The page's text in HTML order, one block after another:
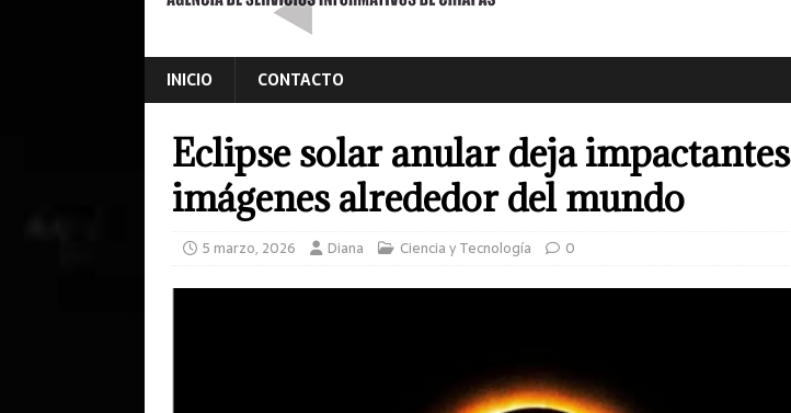
INICIO CONTACTO
Eclipse solar anular deja impactantes
imágenes alrededor del mundo
5 marzo, 2026 Diana Ciencia y Tecnología 0